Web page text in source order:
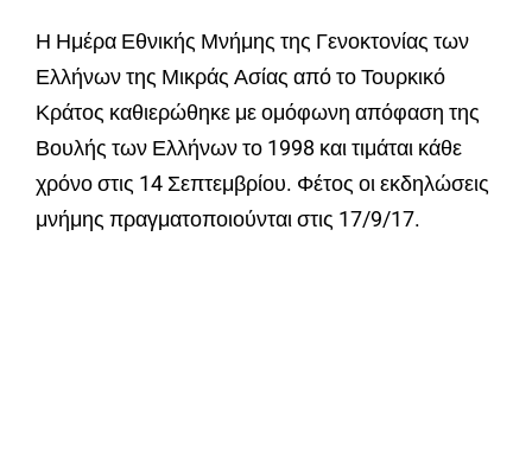
Η Ημέρα Εθνικής Μνήμης της Γενοκτονίας των
Ελλήνων της Μικράς Ασίας από το Τουρκικό
Κράτος καθιερώθηκε με ομόφωνη απόφαση της
Βουλής των Ελλήνων το 1998 και τιμάται κάθε
χρόνο στις 14 Σεπτεμβρίου. Φέτος οι εκδηλώσεις
μνήμης πραγματοποιούνται στις 17/9/17.